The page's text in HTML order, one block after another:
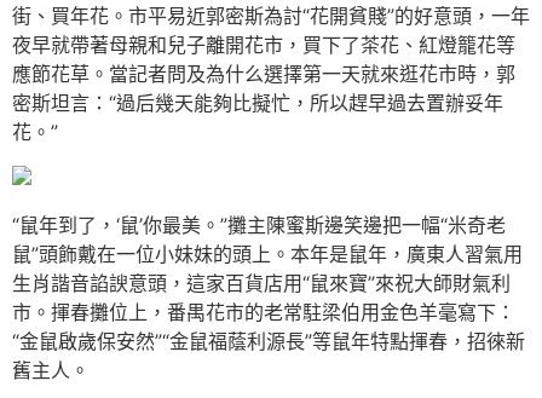
街、買年花。市平易近郭密斯為討“花開貧賤”的好意頭，一年
夜早就帶著母親和兒子離開花市，買下了茶花、紅燈籠花等
應節花草。當記者問及為什么選擇第一天就來逛花市時，郭
密斯坦言：“過后幾天能夠比擬忙，所以趕早過去置辦妥年
花。”
“鼠年到了，‘鼠’你最美。”攤主陳蜜斯邊笑邊把一幅“米奇老
鼠”頭飾戴在一位小妹妹的頭上。本年是鼠年，廣東人習氣用
生肖諧音諂諛意頭，這家百貨店用“鼠來寶”來祝大師財氣利
市。揮春攤位上，番禺花市的老常駐梁伯用金色羊毫寫下：
“金鼠啟歲保安然”“金鼠福蔭利源長”等鼠年特點揮春，招徠新
舊主人。